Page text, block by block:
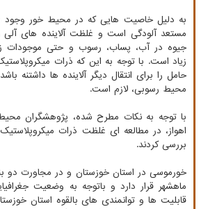
به دلیل خاصیت هایی که در محیط خور وجود
مستعد آلودگی است و غلظت آلاینده های
جیوه در آب، پساب، رسوب و حتی موجودات
زیاد است. با توجه به این که ذرات
حامل را برای انتقال دیگر آلاینده ها داشتنه
محیط رسوبی، لازم است.
با توجه به نکات مطرح شده، پژوهشگران
اهواز، در مطالعه ای غلظت ذرات
بررسی کردند.
خورموسی در استان خوزستان و در مجاورت دو
ماهشهر قرار دارد و باتوجه به وضعیت
قابلیت ها و توانمندی های بالقوه استان